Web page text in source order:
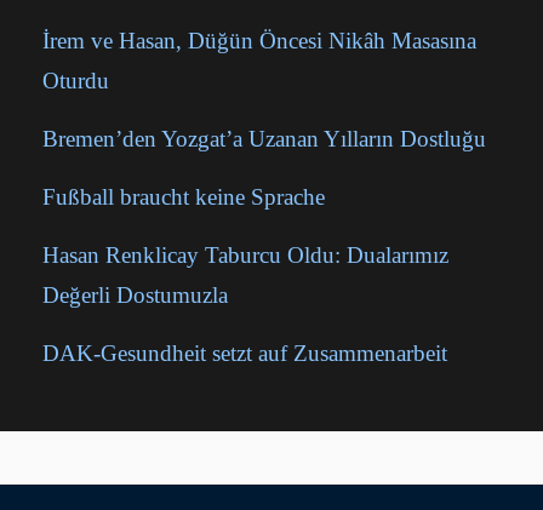
İrem ve Hasan, Düğün Öncesi Nikâh Masasına
Oturdu
Bremen’den Yozgat’a Uzanan Yılların Dostluğu
Fußball braucht keine Sprache
Hasan Renklicay Taburcu Oldu: Dualarımız
Değerli Dostumuzla
DAK-Gesundheit setzt auf Zusammenarbeit